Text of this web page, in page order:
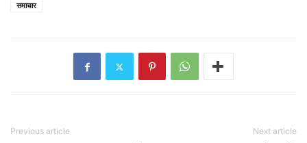
समाचार
Previous article Next article